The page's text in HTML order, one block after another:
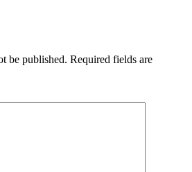
be published. Required fields are